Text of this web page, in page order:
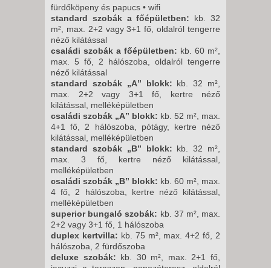
fürdőköpeny és papucs • wifi
standard szobák a főépületben: kb. 32
m², max. 2+2 vagy 3+1 fő, oldalról tengerre
néző kilátással
családi szobák a főépületben: kb. 60 m²,
max. 5 fő, 2 hálószoba, oldalról tengerre
néző kilátással
standard szobák „A” blokk: kb. 32 m²,
max. 2+2 vagy 3+1 fő, kertre néző
kilátással, melléképületben
családi szobák „A” blokk: kb. 52 m², max.
4+1 fő, 2 hálószoba, pótágy, kertre néző
kilátással, melléképületben
standard szobák „B” blokk: kb. 32 m²,
max. 3 fő, kertre néző kilátással,
melléképületben
családi szobák „B” blokk: kb. 60 m², max.
4 fő, 2 hálószoba, kertre néző kilátással,
melléképületben
superior bungaló szobák: kb. 37 m², max.
2+2 vagy 3+1 fő, 1 hálószoba
duplex kertvilla: kb. 75 m², max. 4+2 fő, 2
hálószoba, 2 fürdőszoba
deluxe szobák: kb. 30 m², max. 2+1 fő,